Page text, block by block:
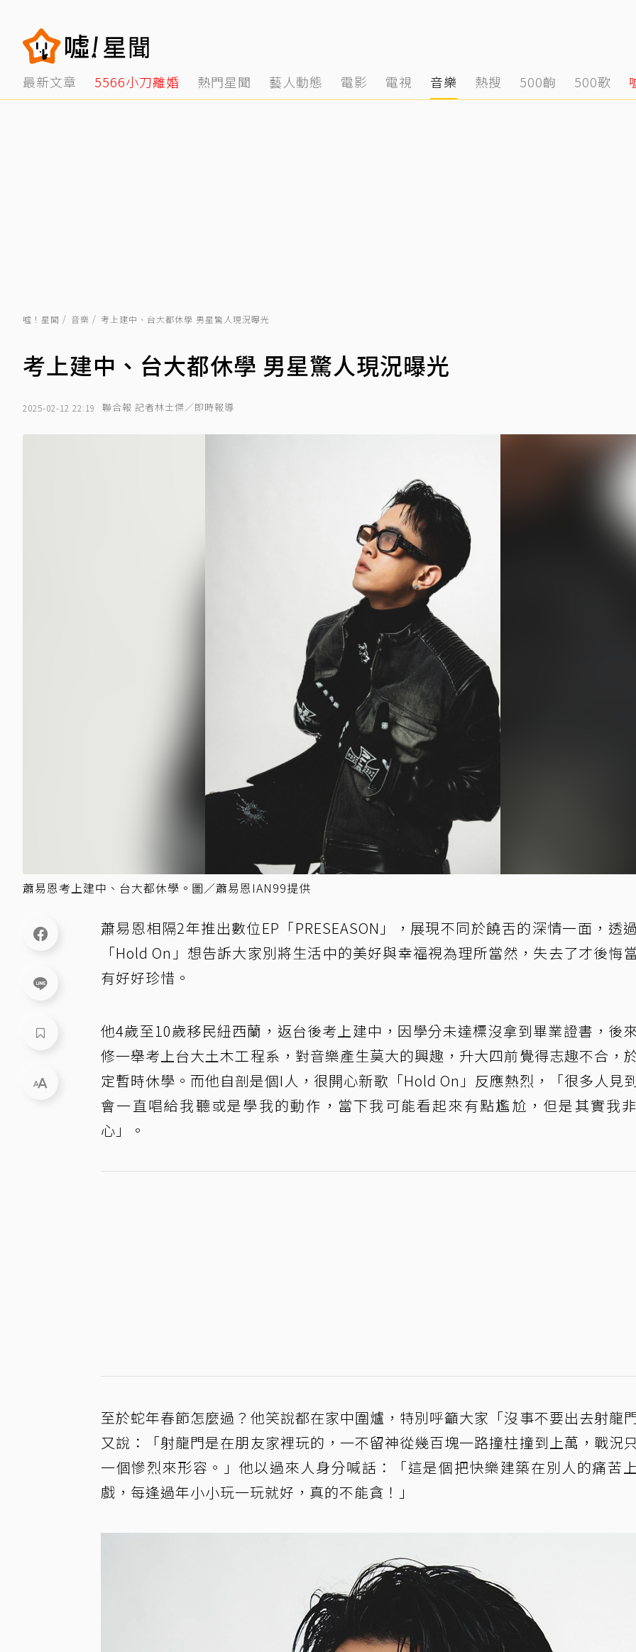
最新文章 5566小刀離婚 熱門星聞 藝人動態 電影 電視 音樂 熱搜 500齣 500歌
噓！星聞 音樂 考上建中、台大都休學 男星驚人現況曝光
考上建中、台大都休學 男星驚人現況曝光
2025-02-12 22:19 聯合報 記者林士傑／即時報導
蕭易恩考上建中、台大都休學。圖／蕭易恩IAN99提供
蕭易恩相隔2年推出數位EP「PRESEASON」，展現不同於饒舌的深情一面，透
「Hold On」想告訴大家別將生活中的美好與幸福視為理所當然，失去了才後悔
有好好珍惜。
他4歲至10歲移民紐西蘭，返台後考上建中，因學分未達標沒拿到畢業證書，後
修一舉考上台大土木工程系，對音樂產生莫大的興趣，升大四前覺得志趣不合，
定暫時休學。而他自剖是個I人，很開心新歌「Hold On」反應熱烈，「很多人見
會一直唱給我聽或是學我的動作，當下我可能看起來有點尷尬，但是其實我
心」。
至於蛇年春節怎麼過？他笑說都在家中圍爐，特別呼籲大家「沒事不要出去射龍
又說：「射龍門是在朋友家裡玩的，一不留神從幾百塊一路撞柱撞到上萬，戰況
一個慘烈來形容。」他以過來人身分喊話：「這是個把快樂建築在別人的痛苦
戲，每逢過年小小玩一玩就好，真的不能貪！」